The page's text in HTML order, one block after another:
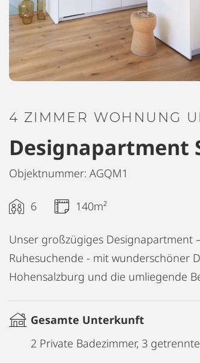
4 ZIMMER WOHNUNG
Designapartment
Objektnummer: AGQM1
6 140m²
Unser großzügiges Designapartment
Ruhesuchende - mit wunderschöner
Hohensalzburg und die umliegende
Gesamte Unterkunft
2 Private Badezimmer, 3